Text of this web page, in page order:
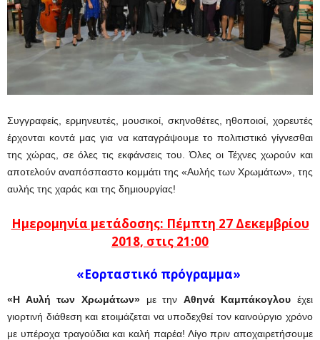
Συγγραφείς, ερμηνευτές, μουσικοί, σκηνοθέτες, ηθοποιοί, χορευτές
έρχονται κοντά μας για να καταγράψουμε το πολιτιστικό γίγνεσθαι
της χώρας, σε όλες τις εκφάνσεις του. Όλες οι Τέχνες χωρούν και
αποτελούν αναπόσπαστο κομμάτι της «Αυλής των Χρωμάτων», της
αυλής της χαράς και της δημιουργίας!
Ημερομηνία μετάδοσης: Πέμπτη 27 Δεκεμβρίου
2018, στις 21:00
«Εορταστικό πρόγραμμα»
«Η Αυλή των Χρωμάτων» με την Αθηνά Καμπάκογλου έχει
γιορτινή διάθεση και ετοιμάζεται να υποδεχθεί τον καινούργιο χρόνο
με υπέροχα τραγούδια και καλή παρέα! Λίγο πριν αποχαιρετήσουμε